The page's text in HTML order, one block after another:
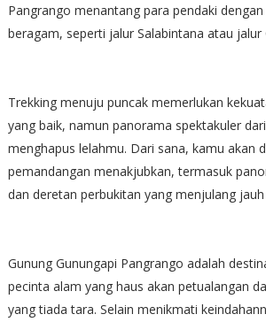
Pangrango menantang para pendaki
beragam, seperti jalur Salabintana atau jalur
Trekking menuju puncak memerlukan
yang baik, namun panorama spektakuler
menghapus lelahmu. Dari sana, kamu akan
pemandangan menakjubkan, termasuk
dan deretan perbukitan yang menjulang
Gunung Gunungapi Pangrango adalah
pecinta alam yang haus akan petualangan
yang tiada tara. Selain menikmati